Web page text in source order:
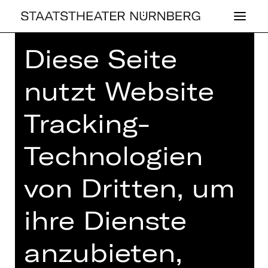
Home>Spielplan 26/27> Einsteigen
KONZERT PLUS
EIN­STEI­GEN
BITTE!
4. Kinderkonzert mit Musik von u. a.
Honegger, Ibert und Strauß
Donnerstag, 03.06.2027
Diese Seite
nutzt Website
Tracking-
Technologien
von Dritten, um
ihre Dienste
anzubieten,